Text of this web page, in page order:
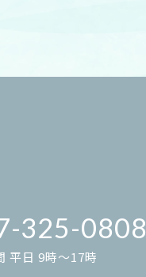
325-0808
平日 9時～17時